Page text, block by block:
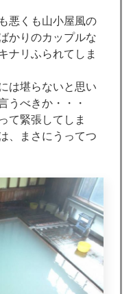
悪くも山小屋風の
かりのカップルな
ナリふられてしま
は堪らないと思い
うべきか・・・
て緊張してしま
、まさにうってつ